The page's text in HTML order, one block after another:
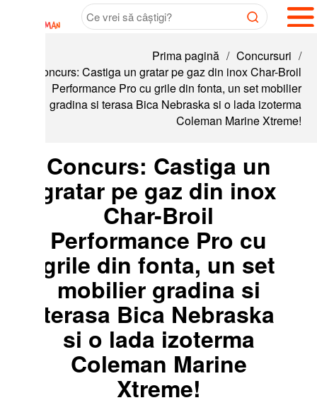
Prima pagină / Concursuri /
Castiga un gratar pe gaz din inox Char-Broil
Performance Pro cu grile din fonta, un set mobilier
gradina si terasa Bica Nebraska si o lada izoterma
Coleman Marine Xtreme!
Concurs: Castiga un
pe gaz din inox
Char-Broil
Performance Pro cu
din fonta, un set
mobilier gradina si
Bica Nebraska
si o lada izoterma
Coleman Marine
Xtreme!